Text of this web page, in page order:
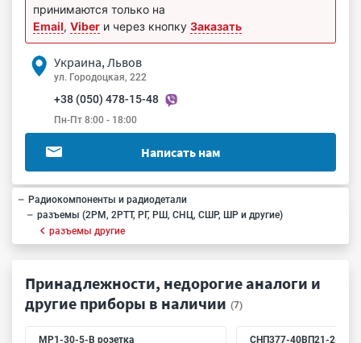
принимаются только на
Email, Viber и через кнопку Заказать
Украина, Львов
ул. Городоцкая, 222
+38 (050) 478-15-48
Пн-Пт 8:00 - 18:00
Написать нам
Радиокомпоненты и радиодетали
разъемы (2РМ, 2РТТ, РГ, РШ, СНЦ, СШР, ШР и другие)
разъемы другие
Принадлежности, недорогие аналоги и
другие приборы в наличии (7)
МР1-30-5-В розетка СНП377-40ВП21-2-06-